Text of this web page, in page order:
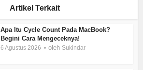
Artikel Terkait
Apa Itu Cycle Count Pada MacBook?
Begini Cara Mengeceknya!
6 Agustus 2026 oleh Sukindar